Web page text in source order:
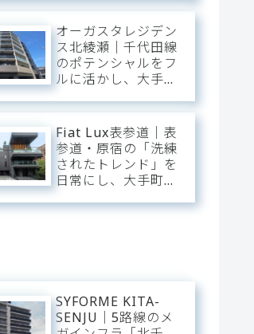
野・弥生町の「静穏
な平穏」に還る、洗
練のアーバン・スタ
イリッシュベース。
オーガスタレジデン
ス北綾瀬｜千代田線
のポテンシャルをフ
ルに活かし、大手
へダイレクト。東和
の「閑静な平穏」と
緑に憩う、機能美あ
ふれるスタイリッシ
ュ・ベース。
Fiat Lux表参道｜表
参道・原宿の「洗練
されたトレンド」を
日常にし、大手町・
クト。神宮前の邸宅
SYFORME KITA-
SENJU｜5路線のメ